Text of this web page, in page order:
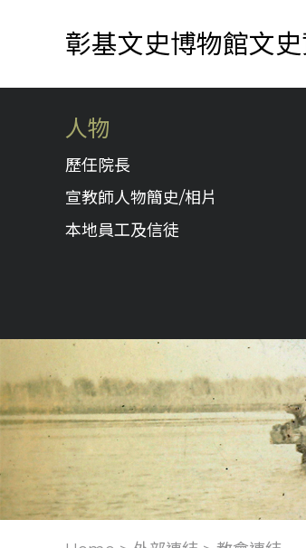
彰基文史博物館文
人物
歷任院長
宣教師人物簡史/相片
本地員工及信徒